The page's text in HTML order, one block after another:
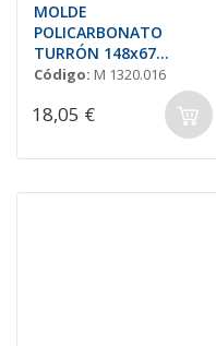
MOLDE
POLICARBONATO
TURRÓN 148x67
H=20mm (3und.)
Código: M 1320.016
18,05 €